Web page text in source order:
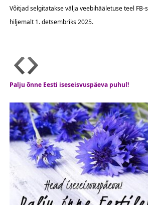
Võitjad selgitatakse välja veebihääletuse teel FB-
hiljemalt 1. detsembriks 2025.
Palju õnne Eesti iseseisvuspäeva puhul!